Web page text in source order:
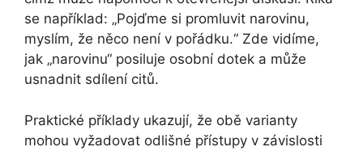
se například: „Pojďme si promluvit narovinu,
myslím, že něco není v pořádku.“ Zde vidíme,
jak „narovinu“ posiluje osobní dotek a může
usnadnit sdílení citů.
Praktické příklady ukazují, že obě varianty
mohou vyžadovat odlišné přístupy v závislosti